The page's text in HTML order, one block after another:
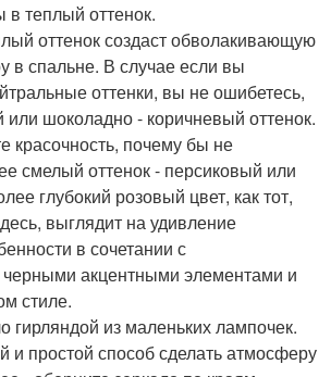
в теплый оттенок.
оттенок создаст обволакивающую
в спальне. В случае если вы
оттенки, вы не ошибетесь,
шоколадно - коричневый оттенок.
красочность, почему бы не
смелый оттенок - персиковый или
глубокий розовый цвет, как тот,
выглядит на удивление
в сочетании с
акцентными элементами и
стиле.
гирляндой из маленьких лампочек.
и простой способ сделать атмосферу